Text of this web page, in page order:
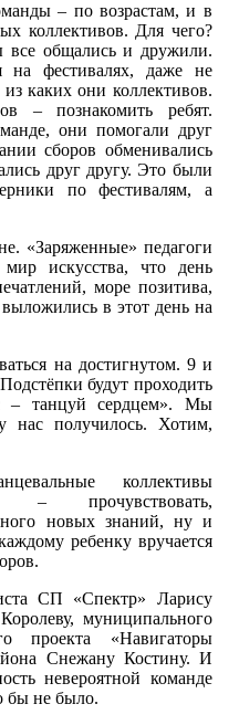
– по возрастам, и в
коллективов. Для чего?
все общались и дружили.
на фестивалях, даже не
каких они коллективов.
– познакомить ребят.
они помогали друг
сборов обменивались
друг другу. Это были
по фестивалям, а
«Заряженные» педагоги
искусства, что день
море позитива,
в этот день на
на достигнутом. 9 и
будут проходить
– танцуй сердцем». Мы
нас получилось. Хотим,
коллективы
– прочувствовать,
новых знаний, ну и
ребенку вручается
СП «Спектр» Ларису
муниципального
проекта «Навигаторы
Снежану Костину. И
невероятной команде
бы не было.